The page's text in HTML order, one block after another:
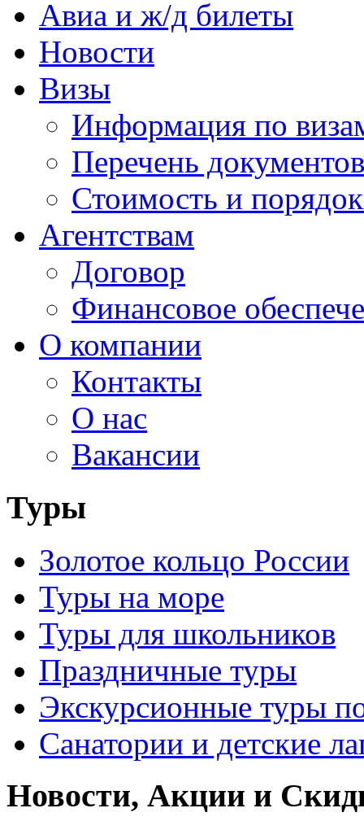
Авиа и ж/д билеты
Новости
Визы
Информация по
Перечень
Стоимость и
Агентствам
Договор
Финансовое
О компании
Контакты
О нас
Вакансии
Туры
Золотое кольцо России
Туры на море
Туры для школьников
Праздничные туры
Экскурсионные туры
Санатории и детские
Новости, Акции и